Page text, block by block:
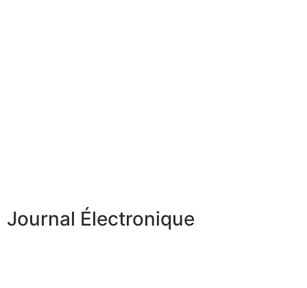
Journal Électronique